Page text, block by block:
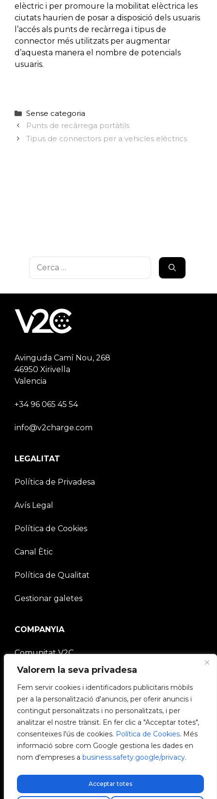
Valorem la seva privadesa
Fem servir cookies i identificadors publicitaris mòbils
per a la personalització d'anuncis, per oferir anuncis i
contingut personalitzats i no personalitzats, i per
analitzar el nostre trànsit. En fer clic a "Acceptar totes",
consenteixes l'ús de cookies. Política de Cookies. Més
informació sobre com Google gestiona les dades en
nom d'empreses a business.safety.google/privacy.
Acceptar totes
elèctric i per promoure la mobilitat elèctrica les
ciutats haurien de posar a disposició dels usuaris
l’accés als punts de recàrrega i tipus de
connector més utilitzats per augmentar
d’aquesta manera el nombre de potencials
usuaris.
Categories
Sense categoria
Punts de recàrrega portàtils
Tipus de connectors per a vehicles elèctrics
Cerca:
Avinguda Camí Nou, 268
46950 Xirivella
Valencia
+34 96 065 45 54
info@v2charge.com
LEGALITAT
Política de Privadesa
Avís Legal
Política de Cookies
Canal Ètic
Política de Qualitat
Gestionar galetes
COMPANYIA
Comunitat V2C
Treballa amb nosaltres
e-Chargers
V2C Power
V2C Cloud